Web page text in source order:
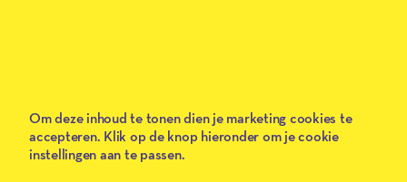
Om deze inhoud te tonen dien je marketing cookies te
accepteren. Klik op de knop hieronder om je cookie
instellingen aan te passen.